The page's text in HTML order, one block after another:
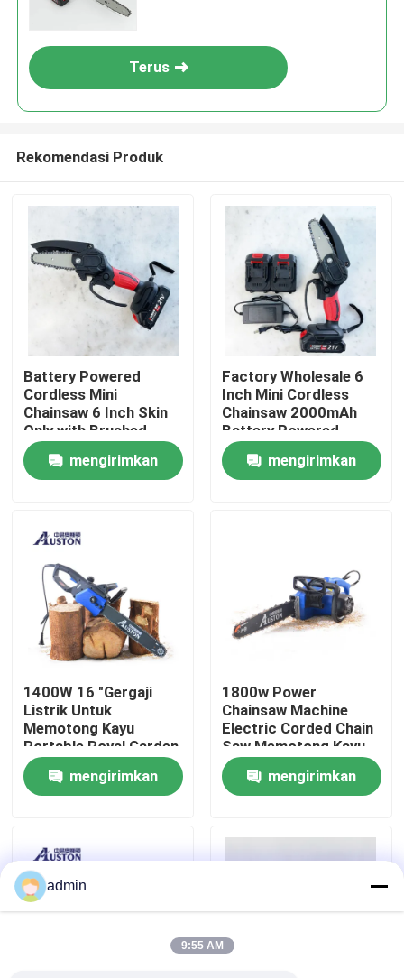
Rumah
video
Tentang Kami
tampilan pabrik
Hubungi Kami
Minta Kutipan
Gergaji bensin
Gergaji Mini Genggam
Terus
Rekomendasi Produk
Battery Powered
Cordless Mini
Chainsaw 6 Inch Skin
Only with Brushed
motor
mengirimkan
Factory Wholesale 6
Inch Mini Cordless
Chainsaw 2000mAh
Battery Powered
mengirimkan
1400W 16 "Gergaji
Listrik Untuk
Memotong Kayu
Portable Royal Garden
Chainsaw
mengirimkan
1800w Power
Chainsaw Machine
Electric Corded Chain
Saw Memotong Kayu
mengirimkan
admin
9:55 AM